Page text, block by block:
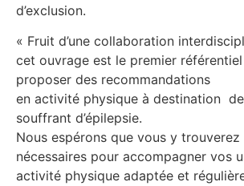
d’exclusion.
« Fruit d’une collaboration
cet ouvrage est le premier
proposer des recommandations
en activité physique à destination
souffrant d’épilepsie.
Nous espérons que vous y trouverez
nécessaires pour accompagner vos
activité physique adaptée et